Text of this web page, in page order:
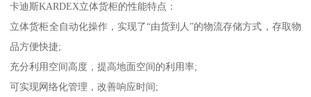
卡迪斯KARDEX立体货柜的性能特点：
立体货柜全自动化操作，实现了“由货到人”的物流存储方式，存取物
品方便快捷;
充分利用空间高度，提高地面空间的利用率;
可实现网络化管理，改善响应时间;